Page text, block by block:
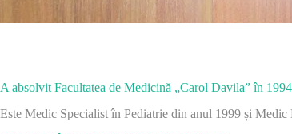
A absolvit Facultatea de Medicină „Carol Davila” în 1994
Este Medic Specialist în Pediatrie din anul 1999 și